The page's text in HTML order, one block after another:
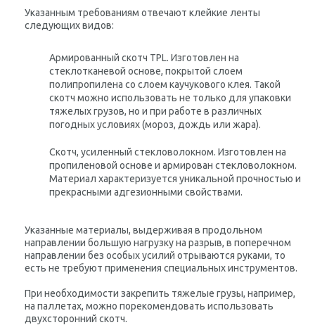
Указанным требованиям отвечают клейкие ленты
следующих видов:
Армированный скотч TPL. Изготовлен на
стеклотканевой основе, покрытой слоем
полипропилена со слоем каучукового клея. Такой
скотч можно использовать не только для упаковки
тяжелых грузов, но и при работе в различных
погодных условиях (мороз, дождь или жара).
Скотч, усиленный стекловолокном. Изготовлен на
пропиленовой основе и армирован стекловолокном.
Материал характеризуется уникальной прочностью и
прекрасными адгезионными свойствами.
Указанные материалы, выдерживая в продольном
направлении большую нагрузку на разрыв, в поперечном
направлении без особых усилий отрываются руками, то
есть не требуют применения специальных инструментов.
При необходимости закрепить тяжелые грузы, например,
на паллетах, можно порекомендовать использовать
двухсторонний скотч.